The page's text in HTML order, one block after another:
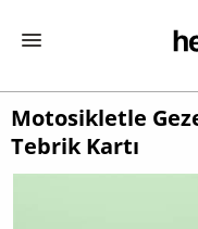
Motosikletle
Tebrik Kartı